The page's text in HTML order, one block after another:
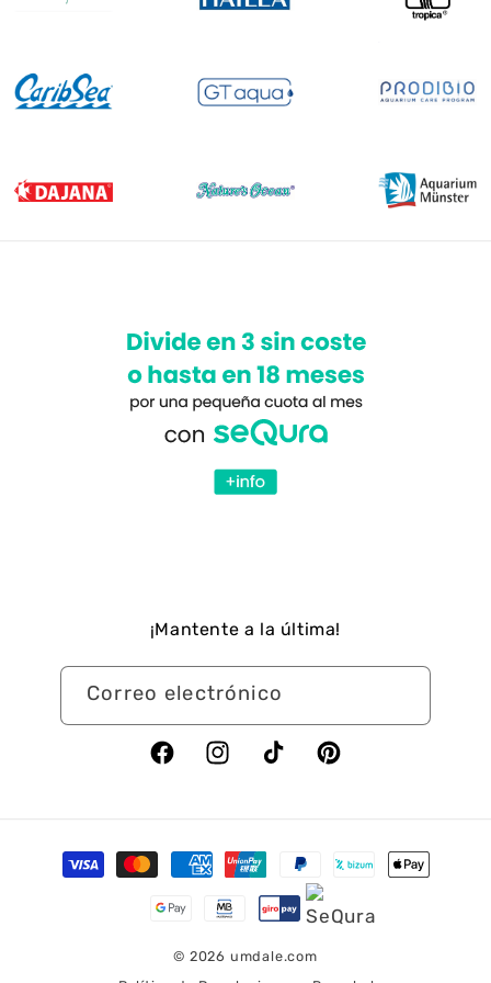
¡Mantente a la última!
Correo electrónico
FacebookInstagramTikTok Pinterest
Formas
de
© 2026 umdale.com